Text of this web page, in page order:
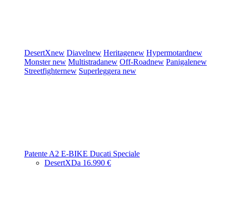
DesertXnew Diavelnew Heritagenew Hypermotardnew
Monsternew Multistradanew Off-Roadnew Panigalenew
Streetfighternew Superleggera new
Patente A2 E-BIKE Ducati Speciale
DesertXDa 16.990 €